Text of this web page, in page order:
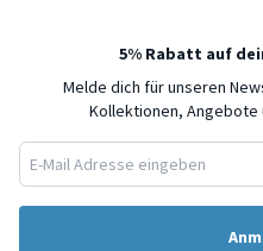
5% Rabatt auf
Melde dich für unseren
Kollektionen, Angebote